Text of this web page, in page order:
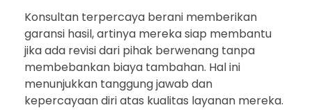
Konsultan terpercaya berani memberikan
garansi hasil, artinya mereka siap membantu
jika ada revisi dari pihak berwenang tanpa
membebankan biaya tambahan. Hal ini
menunjukkan tanggung jawab dan
kepercayaan diri atas kualitas layanan mereka.